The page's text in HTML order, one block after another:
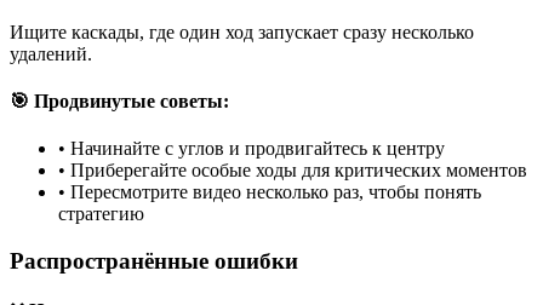
Ищите каскады, где один ход запускает сразу несколько
удалений.
🎯 Продвинутые советы:
• Начинайте с углов и продвигайтесь к центру
• Приберегайте особые ходы для критических моментов
• Пересмотрите видео несколько раз, чтобы понять
стратегию
Распространённые ошибки